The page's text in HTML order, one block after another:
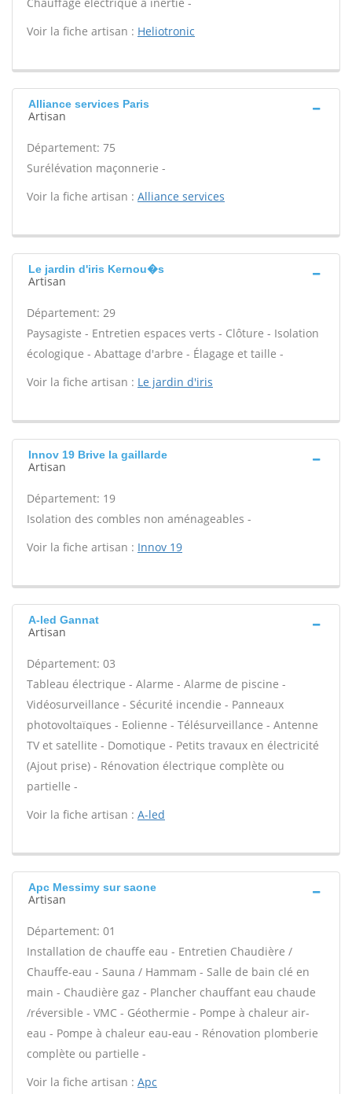
Voir la fiche artisan : Heliotronic
Alliance services Paris
Artisan
Département: 75
Surélévation maçonnerie -
Voir la fiche artisan : Alliance services
Le jardin d'iris Kernou�s
Artisan
Département: 29
Paysagiste - Entretien espaces verts - Clôture - Isolation
écologique - Abattage d'arbre - Élagage et taille -
Voir la fiche artisan : Le jardin d'iris
Innov 19 Brive la gaillarde
Artisan
Département: 19
Isolation des combles non aménageables -
Voir la fiche artisan : Innov 19
A-led Gannat
Artisan
Département: 03
Tableau électrique - Alarme - Alarme de piscine -
Vidéosurveillance - Sécurité incendie - Panneaux
photovoltaïques - Eolienne - Télésurveillance - Antenne
TV et satellite - Domotique - Petits travaux en électricité
(Ajout prise) - Rénovation électrique complète ou
partielle -
Voir la fiche artisan : A-led
Apc Messimy sur saone
Artisan
Département: 01
Installation de chauffe eau - Entretien Chaudière /
Chauffe-eau - Sauna / Hammam - Salle de bain clé en
main - Chaudière gaz - Plancher chauffant eau chaude
/réversible - VMC - Géothermie - Pompe à chaleur air-
eau - Pompe à chaleur eau-eau - Rénovation plomberie
complète ou partielle -
Voir la fiche artisan : Apc